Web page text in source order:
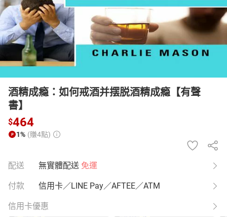
HOT
酒精成瘾：如何戒酒并摆脱酒精成瘾【有聲
書】
$464
1% (賺4點)
配送 無實體配送 免運
付款 信用卡／LINE Pay／AFTEE／ATM
信用卡優惠